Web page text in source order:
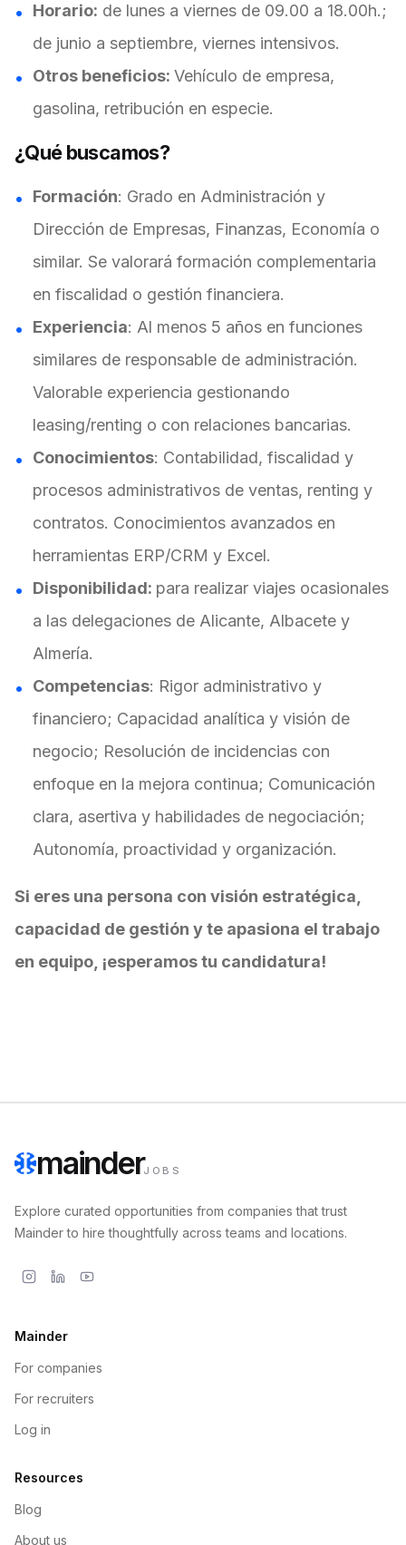
Horario: de lunes a viernes de 09.00 a 18.00h.;
de junio a septiembre, viernes intensivos.
Otros beneficios: Vehículo de empresa,
gasolina, retribución en especie.
¿Qué buscamos?
Formación: Grado en Administración y
Dirección de Empresas, Finanzas, Economía o
similar. Se valorará formación complementaria
en fiscalidad o gestión financiera.
Experiencia: Al menos 5 años en funciones
similares de responsable de administración.
Valorable experiencia gestionando
leasing/renting o con relaciones bancarias.
Conocimientos: Contabilidad, fiscalidad y
procesos administrativos de ventas, renting y
contratos. Conocimientos avanzados en
herramientas ERP/CRM y Excel.
Disponibilidad: para realizar viajes ocasionales
a las delegaciones de Alicante, Albacete y
Almería.
Competencias: Rigor administrativo y
financiero; Capacidad analítica y visión de
negocio; Resolución de incidencias con
enfoque en la mejora continua; Comunicación
clara, asertiva y habilidades de negociación;
Autonomía, proactividad y organización.
Si eres una persona con visión estratégica,
capacidad de gestión y te apasiona el trabajo
en equipo, ¡esperamos tu candidatura!
mainderJOBS
Explore curated opportunities from companies that trust
Mainder to hire thoughtfully across teams and locations.
Mainder
For companies
For recruiters
Log in
Resources
Blog
About us